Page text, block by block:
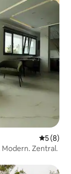
5 (8)
Modern. Zentral.